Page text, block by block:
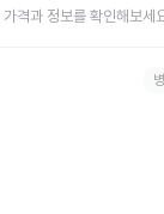
가격과 정보를 확인해보세